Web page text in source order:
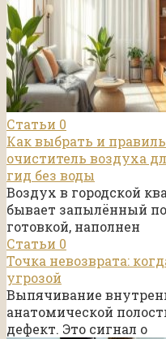
Статьи 0
Как выбрать и
очиститель воздуха
гид без воды
Воздух в городской
бывает запылённый
готовкой, наполнен
Статьи 0
Точка невозврата:
угрозой
Выпячивание
анатомической
дефект. Это сигнал о